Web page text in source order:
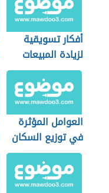
أفكار تسويقية
لزيادة المبيعات
العوامل المؤثرة
في توزيع السكان